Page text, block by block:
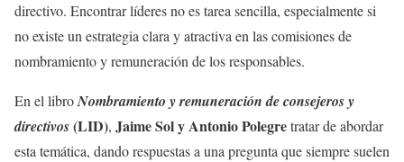
directivo. Encontrar líderes no es tarea sencilla, especialmente si
no existe un estrategia clara y atractiva en las comisiones de
nombramiento y remuneración de los responsables.
En el libroNombramiento y remuneración de consejeros y
directivos(LID), Jaime Sol y Antonio Polegretratar de abordar
esta temática, dando respuestas a una pregunta que siempre suelen